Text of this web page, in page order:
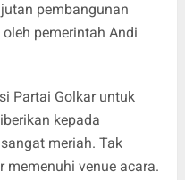
pembangunan
pemerintah Andi
Partai Golkar untuk
kepada
meriah. Tak
memenuhi venue acara.